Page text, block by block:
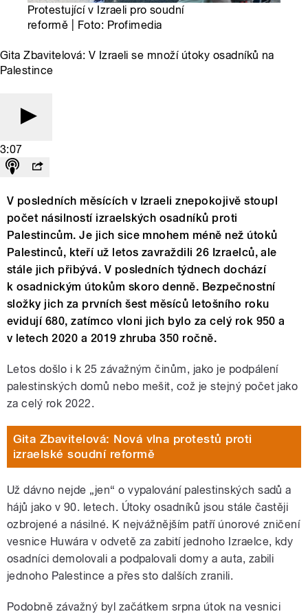
Protestující v Izraeli pro soudní
reformě | Foto: Profimedia
Gita Zbavitelová: V Izraeli se množí útoky osadníků na
Palestince
3:07
V posledních měsících v Izraeli znepokojivě stoupl
počet násilností izraelských osadníků proti
Palestincům. Je jich sice mnohem méně než útoků
Palestinců, kteří už letos zavraždili 26 Izraelců, ale
stále jich přibývá. V posledních týdnech dochází
k osadnickým útokům skoro denně. Bezpečnostní
složky jich za prvních šest měsíců letošního roku
evidují 680, zatímco vloni jich bylo za celý rok 950 a
v letech 2020 a 2019 zhruba 350 ročně.
Letos došlo i k 25 závažným činům, jako je podpálení
palestinských domů nebo mešit, což je stejný počet jako
za celý rok 2022.
Gita Zbavitelová: Nová vlna protestů proti
izraelské soudní reformě
Už dávno nejde „jen“ o vypalování palestinských sadů a
hájů jako v 90. letech. Útoky osadníků jsou stále častěji
ozbrojené a násilné. K nejvážnějším patří únorové zničení
vesnice Huwára v odvetě za zabití jednoho Izraelce, kdy
osadníci demolovali a podpalovali domy a auta, zabili
jednoho Palestince a přes sto dalších zranili.
Podobně závažný byl začátkem srpna útok na vesnici